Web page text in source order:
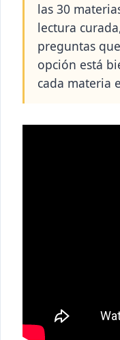
las 30
lectura
preguntas
opción está
cada materia